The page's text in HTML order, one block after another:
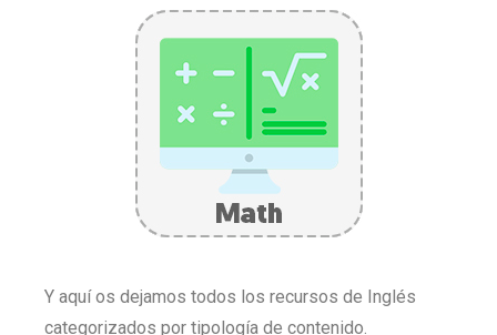
Y aquí os dejamos todos los recursos de Inglés
categorizados por tipología de contenido.